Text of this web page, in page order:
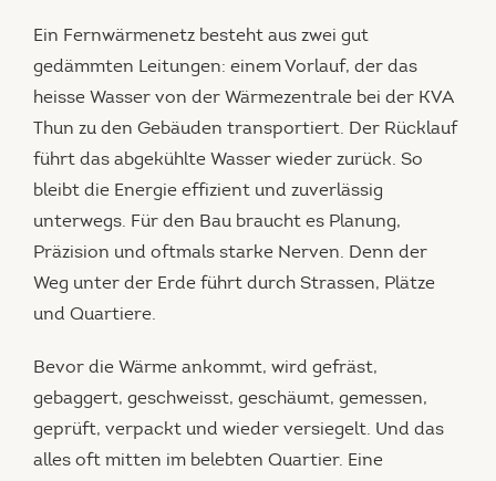
Ein Fernwärmenetz besteht aus zwei gut
gedämmten Leitungen: einem Vorlauf, der das
heisse Wasser von der Wärmezentrale bei der KVA
Thun zu den Gebäuden transportiert. Der Rücklauf
führt das abgekühlte Wasser wieder zurück. So
bleibt die Energie effizient und zuverlässig
unterwegs. Für den Bau braucht es Planung,
Präzision und oftmals starke Nerven. Denn der
Weg unter der Erde führt durch Strassen, Plätze
und Quartiere.
Bevor die Wärme ankommt, wird gefräst,
gebaggert, geschweisst, geschäumt, gemessen,
geprüft, verpackt und wieder versiegelt. Und das
alles oft mitten im belebten Quartier. Eine